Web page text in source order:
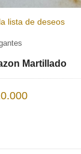
lista de deseos
Martillado